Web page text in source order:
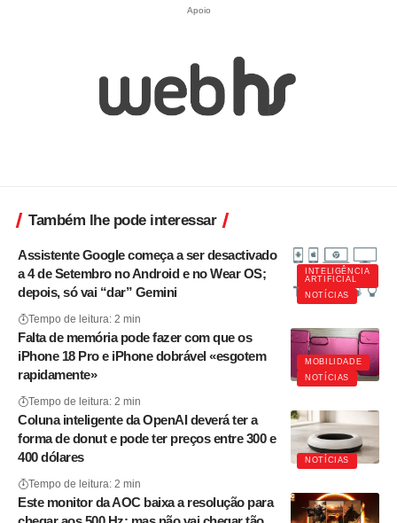
Apoio
Também lhe pode interessar
INTELIGÊNCIA
ARTIFICIAL
NOTÍCIAS
Assistente Google começa a ser desactivado
a 4 de Setembro no Android e no Wear OS;
depois, só vai “dar” Gemini
Tempo de leitura: 2 min
MOBILIDADE
NOTÍCIAS
Falta de memória pode fazer com que os
iPhone 18 Pro e iPhone dobrável «esgotem
rapidamente»
Tempo de leitura: 2 min
NOTÍCIAS
Coluna inteligente da OpenAI deverá ter a
forma de donut e pode ter preços entre 300 e
400 dólares
Tempo de leitura: 2 min
Este monitor da AOC baixa a resolução para